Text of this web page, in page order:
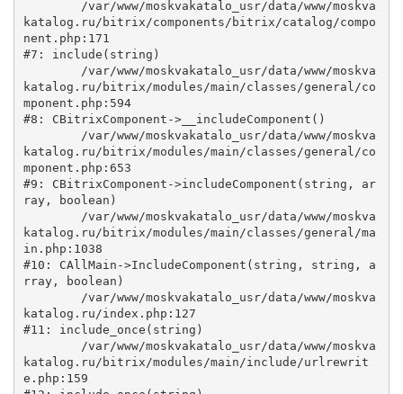
katalog.ru/bitrix/components/bitrix/catalog/compo
nent.php:171
#7: include(string)
katalog.ru/bitrix/modules/main/classes/general/co
mponent.php:594
#8: CBitrixComponent->__includeComponent()
katalog.ru/bitrix/modules/main/classes/general/co
mponent.php:653
#9: CBitrixComponent->includeComponent(string, ar
ray, boolean)
katalog.ru/bitrix/modules/main/classes/general/ma
in.php:1038
#10: CAllMain->IncludeComponent(string, string, a
rray, boolean)
katalog.ru/index.php:127
#11: include_once(string)
katalog.ru/bitrix/modules/main/include/urlrewrit
e.php:159